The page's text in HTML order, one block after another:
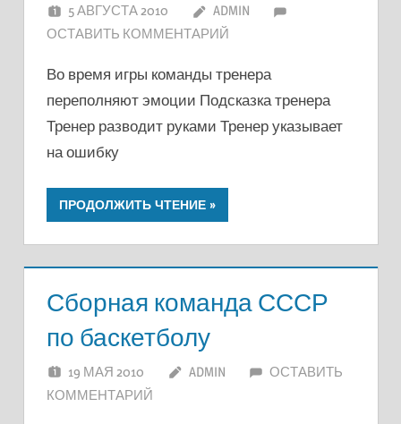
5 АВГУСТА 2010
ADMIN
ОСТАВИТЬ КОММЕНТАРИЙ
Во время игры команды тренера
переполняют эмоции Подсказка тренера
Тренер разводит руками Тренер указывает
на ошибку
ПРОДОЛЖИТЬ ЧТЕНИЕ
Сборная команда СССР
по баскетболу
19 МАЯ 2010 ADMIN
ОСТАВИТЬ
КОММЕНТАРИЙ